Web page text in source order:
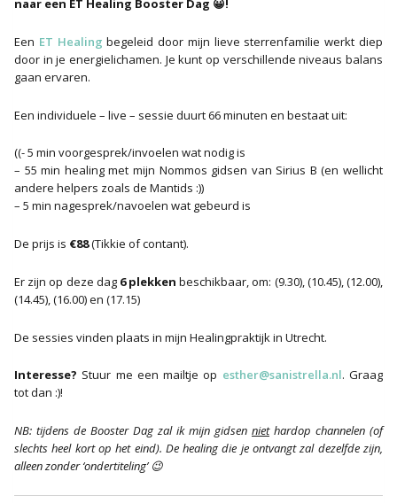
naar een ET Healing Booster Dag 😀!
Een ET Healing begeleid door mijn lieve sterrenfamilie werkt diep
door in je energielichamen. Je kunt op verschillende niveaus balans
gaan ervaren.
Een individuele – live – sessie duurt 66 minuten en bestaat uit:
((- 5 min voorgesprek/invoelen wat nodig is
– 55 min healing met mijn Nommos gidsen van Sirius B (en wellicht
andere helpers zoals de Mantids :))
– 5 min nagesprek/navoelen wat gebeurd is
De prijs is €88(Tikkie of contant).
Er zijn op deze dag 6 plekken beschikbaar, om: (9.30), (10.45), (12.00),
(14.45), (16.00) en (17.15)
De sessies vinden plaats in mijn Healingpraktijk in Utrecht.
Interesse? Stuur me een mailtje op esther@sanistrella.nl. Graag
tot dan :)!
NB: tijdens de Booster Dag zal ik mijn gidsen niethardop channelen (of
slechts heel kort op het eind). De healing die je ontvangt zal dezelfde zijn,
alleen zonder ‘ondertiteling’ 😉